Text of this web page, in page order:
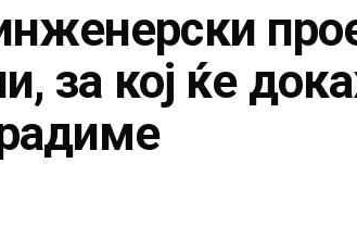
за кој ќе